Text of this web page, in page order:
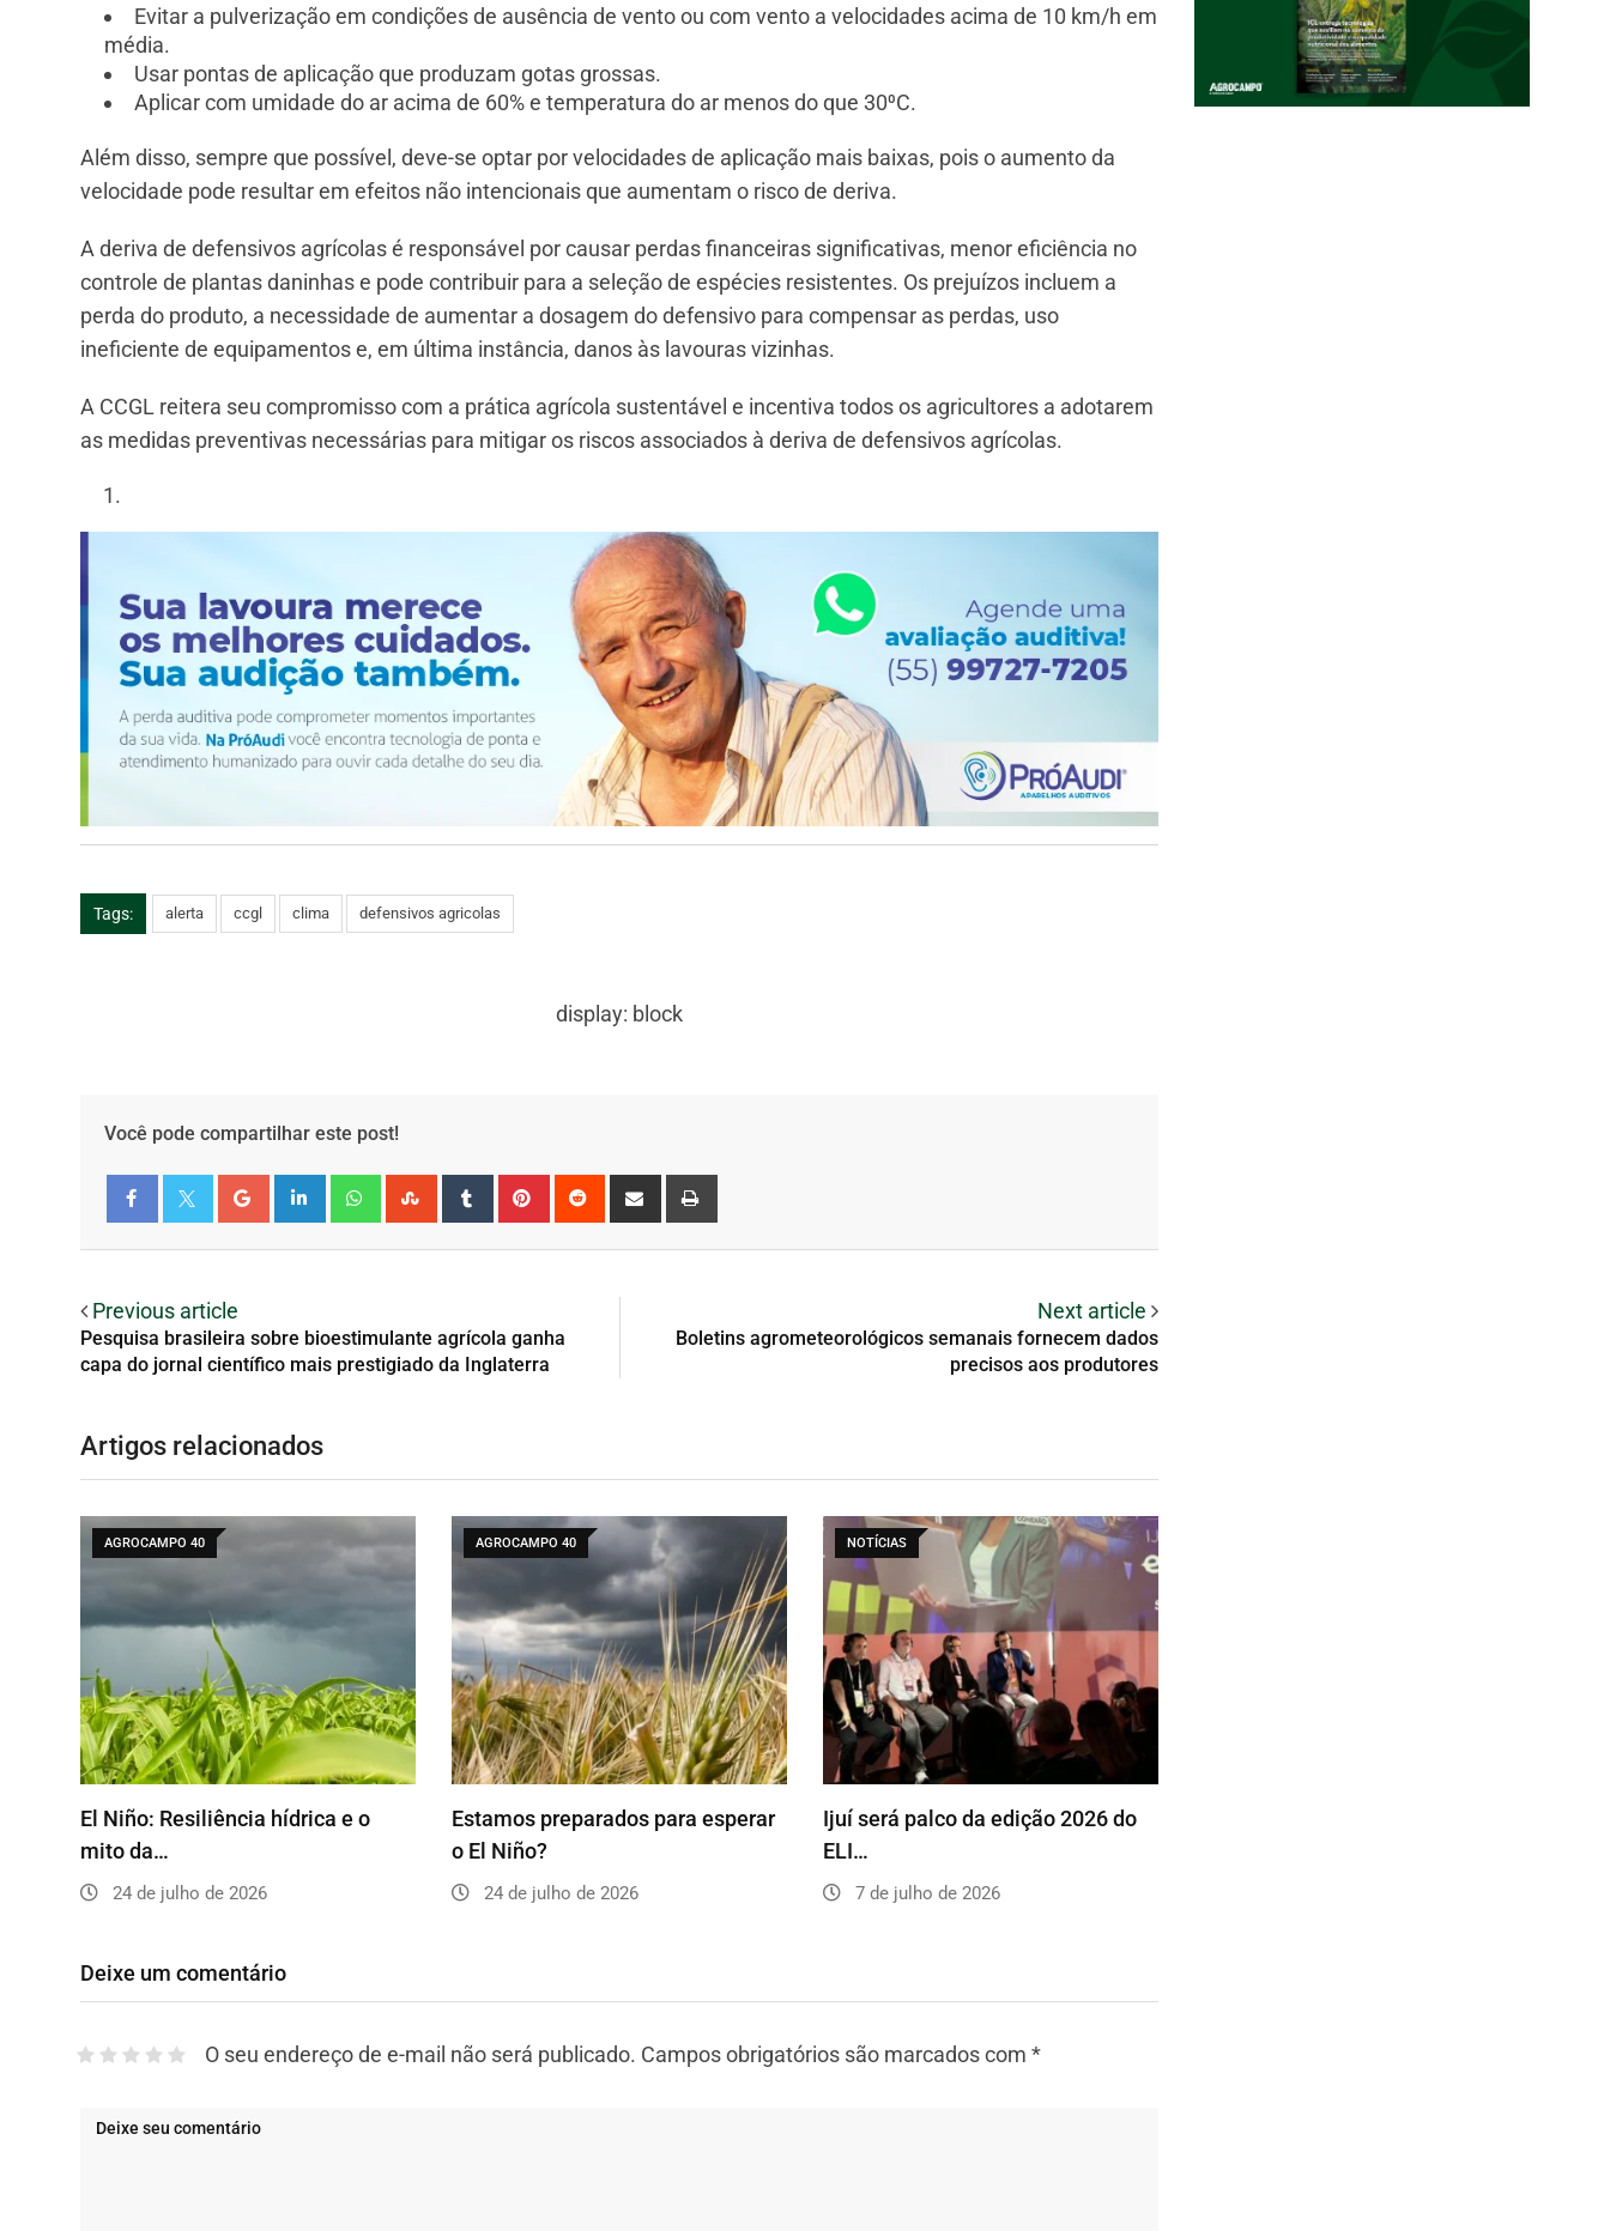
Evitar a pulverização em condições de ausência de vento ou com vento a velocidades acima de 10 km/h em
média.
Usar pontas de aplicação que produzam gotas grossas.
Aplicar com umidade do ar acima de 60% e temperatura do ar menos do que 30⁰C.
Além disso, sempre que possível, deve-se optar por velocidades de aplicação mais baixas, pois o aumento da
velocidade pode resultar em efeitos não intencionais que aumentam o risco de deriva.
A deriva de defensivos agrícolas é responsável por causar perdas financeiras significativas, menor eficiência no
controle de plantas daninhas e pode contribuir para a seleção de espécies resistentes. Os prejuízos incluem a
perda do produto, a necessidade de aumentar a dosagem do defensivo para compensar as perdas, uso
ineficiente de equipamentos e, em última instância, danos às lavouras vizinhas.
A CCGL reitera seu compromisso com a prática agrícola sustentável e incentiva todos os agricultores a adotarem
as medidas preventivas necessárias para mitigar os riscos associados à deriva de defensivos agrícolas.
Tags: alerta ccgl clima defensivos agricolas
display: block
Você pode compartilhar este post!
FacebookTwitter
Previous article
Pesquisa brasileira sobre bioestimulante agrícola ganha
capa do jornal científico mais prestigiado da Inglaterra
Next article
Boletins agrometeorológicos semanais fornecem dados
precisos aos produtores
Artigos relacionados
AGROCAMPO 40
El Niño: Resiliência hídrica e o
mito da…
24 de julho de 2026
AGROCAMPO 40
Estamos preparados para esperar
o El Niño?
24 de julho de 2026
NOTÍCIAS
Ijuí será palco da edição 2026 do
ELI…
7 de julho de 2026
Deixe um comentário
O seu endereço de e-mail não será publicado. Campos obrigatórios são marcados com *